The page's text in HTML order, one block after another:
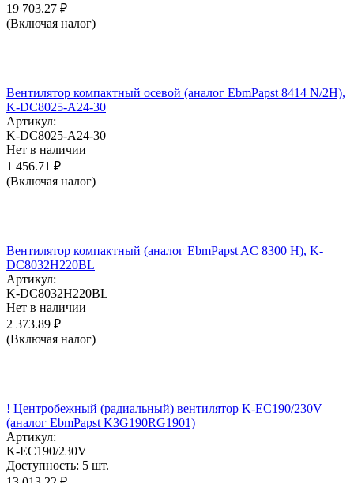
19 703.27 ₽
(Включая налог)
Вентилятор компактный осевой (аналог EbmPapst 8414 N/2H),
K-DC8025-A24-30
Артикул:
K-DC8025-A24-30
Нет в наличии
1 456.71 ₽
(Включая налог)
Вентилятор компактный (аналог EbmPapst AC 8300 H), K-
DC8032H220BL
Артикул:
K-DC8032H220BL
Нет в наличии
2 373.89 ₽
(Включая налог)
! Центробежный (радиальный) вентилятор K-EC190/230V
(аналог EbmPapst K3G190RG1901)
Артикул:
K-EC190/230V
Доступность: 5 шт.